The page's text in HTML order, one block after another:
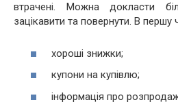
втрачені. Можна докласти
зацікавити та повернути. В першу
хороші знижки;
купони на купівлю;
інформація про